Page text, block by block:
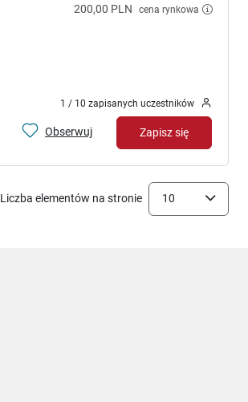
200,00 PLN cena rynkowa
1 / 10 zapisanych uczestników
Obserwuj Zapisz się
Liczba elementów na stronie 10